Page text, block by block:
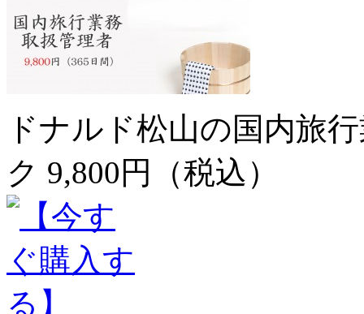
ドナルド松山の国内旅
ク 9,800円（税込）